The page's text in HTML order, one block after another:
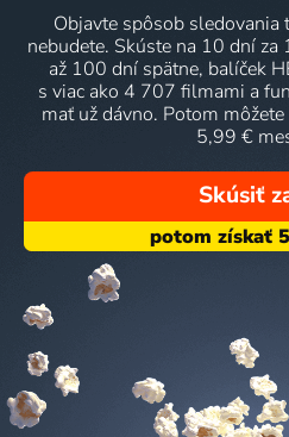
Objavte spôsob sledovania
nebudete. Skúste na 10 dní
až 100 dní spätne, balíček
s viac ako 4 707 filmami a
mať už dávno. Potom
5,99 €
Skúsiť